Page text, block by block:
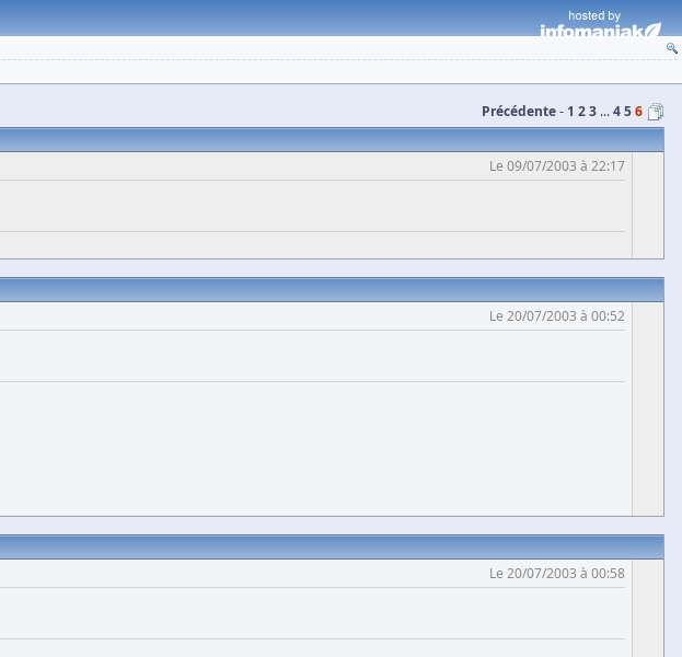
Précédente 1 23 ... 456
Le 09/07/2003 à 22:17
Le 20/07/2003 à 00:52
Le 20/07/2003 à 00:58